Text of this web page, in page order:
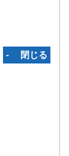
‐ 閉じる